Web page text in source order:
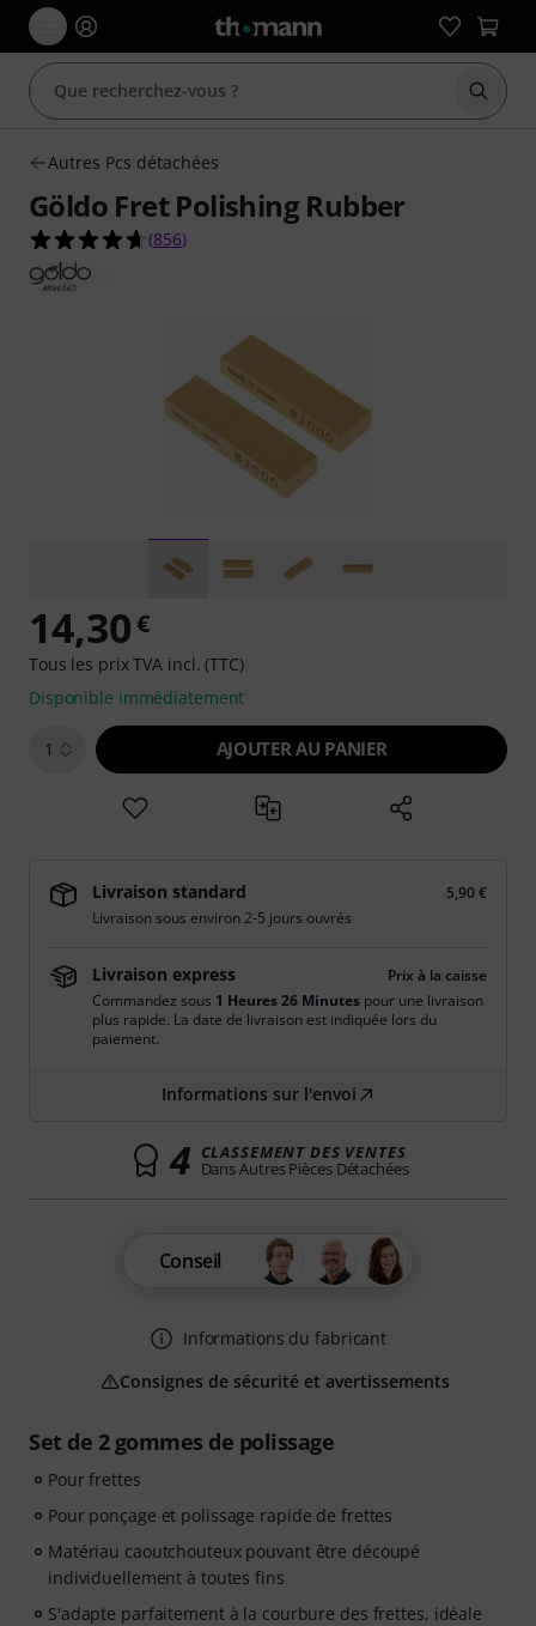
Autres Pcs détachées
Göldo Fret Polishing Rubber
4.6 étoiles sur 5 d'après 856 évaluations clients
(856)
Set de 2 gommes de polissage
Pour frettes
Pour ponçage et polissage rapide de frettes
Matériau caoutchouteux pouvant être découpé
individuellement à toutes fins
S'adapte parfaitement à la courbure des frettes, idéale
14,30€
Tous les prix TVA incl. (TTC)
Disponible immédiatement
1 AJOUTER AU PANIER
Livraison standard
5,90 €
Livraison sous environ 2-5 jours ouvrés
Livraison express
Prix à la caisse
Commandez sous 1 Heures 26 Minutes pour une livraison
plus rapide. La date de livraison est indiquée lors du
paiement.
Informations sur l'envoi
4 CLASSEMENT DES VENTES
Dans Autres Pièces Détachées
Conseil
Informations du fabricant
Consignes de sécurité et avertissements